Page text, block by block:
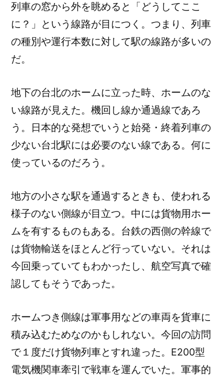
列車の窓から外を眺めると「どうしてここ
に？」という線路が目につく。つまり、列車
の種別や運行本数に対して駅の線路が多いの
だ。
地下の台北のホームに立った時、ホームのな
い線路が見えた。機回し線か通過線であろ
う。日本的な発想でいうと始発・終着列車の
少ない台北駅には必要のない線である。何に
使っているのだろう。
地方の小さな駅を通過するときも、使われる
様子のない側線が目立つ。中には貨物用ホー
ムを有するものもある。台鉄の西側の幹線で
は貨物輸送をほとんど行っていない。それは
今回乗っていてもわかったし、航空写真で確
認してもそうであった。
ホームつき側線は軍事用などの車両を貨車に
積み込むためなのかもしれない。今回の訪問
で１度だけ貨物列車とすれ違った。E200型
電気機関車牽引で戦車を運んでいた。軍事的